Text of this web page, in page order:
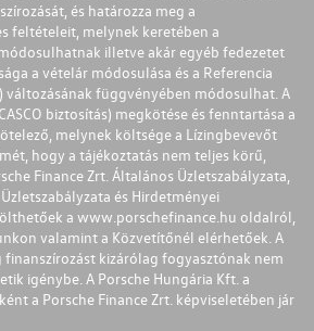
és határozza meg a
feltételeit, melynek keretében a
illetve akár egyéb fedezetet
a vételár módosulása és a Referencia
változásának függvényében módosulhat. A
biztosítás) megkötése és fenntartása a
melynek költsége a Lízingbevevőt
hogy a tájékoztatás nem teljes körű,
Finance Zrt. Általános Üzletszabályzata,
és Hirdetményei
a www.porschefinance.hu oldalról,
valamint a Közvetítőnél elérhetőek. A
kizárólag fogyasztónak nem
igénybe. A Porsche Hungária Kft. a
a Porsche Finance Zrt. képviseletében jár